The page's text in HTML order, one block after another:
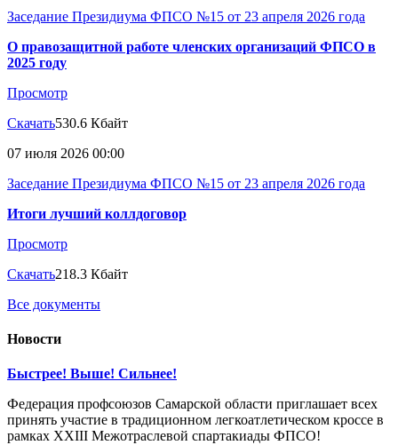
Заседание Президиума ФПСО №15 от 23 апреля 2026 года
О правозащитной работе членских организаций ФПСО в
2025 году
Просмотр
Скачать530.6 Кбайт
07 июля 2026 00:00
Заседание Президиума ФПСО №15 от 23 апреля 2026 года
Итоги лучший коллдоговор
Просмотр
Скачать218.3 Кбайт
Все документы
Новости
Быстрее! Выше! Сильнее!
Федерация профсоюзов Самарской области приглашает всех
принять участие в традиционном легкоатлетическом кроссе в
рамках XXIII Межотраслевой спартакиады ФПСО!